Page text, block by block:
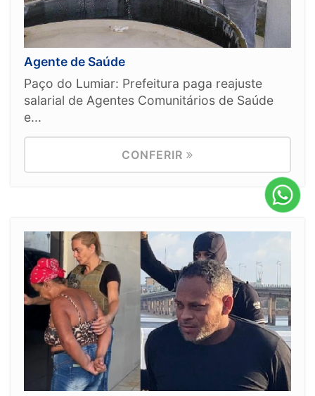
Agente de Saúde
Paço do Lumiar: Prefeitura paga reajuste
salarial de Agentes Comunitários de Saúde
e...
CONFERIR